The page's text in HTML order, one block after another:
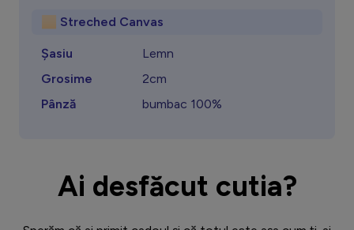
🏻 Streched Canvas
Șasiu
Lemn
Grosime
2cm
Pânză
bumbac 100%
Ai desfăcut cutia?